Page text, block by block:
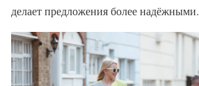
делает предложения более надёжными.